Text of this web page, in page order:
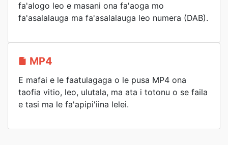
fa'alogo leo e masani ona fa'aoga mo
fa'asalalauga ma fa'asalalauga leo numera (DAB).
MP4
E mafai e le faatulagaga o le pusa MP4 ona
taofia vitio, leo, ulutala, ma ata i totonu o se faila
e tasi ma le fa'apipi'iina lelei.